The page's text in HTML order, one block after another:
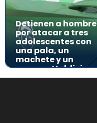
Detienen a hombre
por atacar a tres
adolescentes con
una pala, un
machete y un
perro en Valdivia